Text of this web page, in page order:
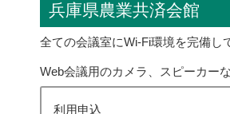
兵庫県農業共済会館
全ての会議室にWi-Fi環境を完備し
Web会議用のカメラ、スピーカー
利用申込